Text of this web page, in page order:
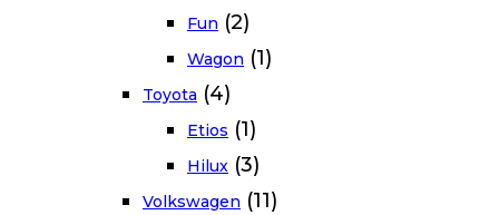
Fun (2)
Wagon (1)
Toyota (4)
Etios (1)
Hilux (3)
Volkswagen (11)